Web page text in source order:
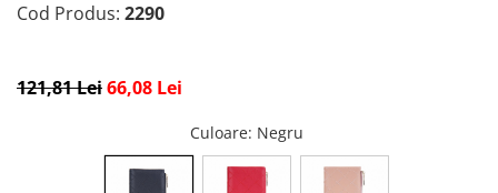
Cod Produs: 2290
121,81 Lei66,08 Lei
Culoare: Negru